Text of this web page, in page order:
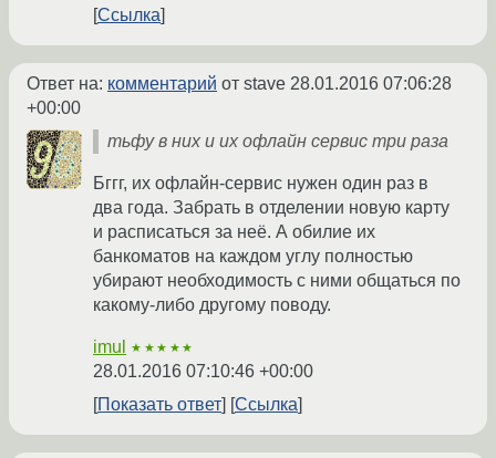
Ссылка
Ответ на: комментарий от stave 28.01.2016 07:06:28
+00:00
тьфу в них и их офлайн сервис три раза
Бггг, их офлайн-сервис нужен один раз в
два года. Забрать в отделении новую карту
и расписаться за неё. А обилие их
банкоматов на каждом углу полностью
убирают необходимость с ними общаться по
какому-либо другому поводу.
imul ★★★★★
28.01.2016 07:10:46 +00:00
Показать ответ
Ссылка